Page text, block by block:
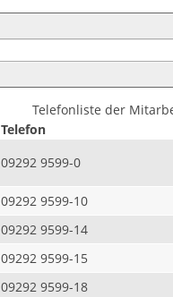
Telefonliste der
Telefon
09292 9599-0
09292 9599-10
09292 9599-14
09292 9599-15
09292 9599-18